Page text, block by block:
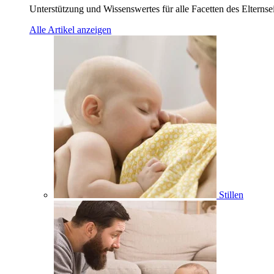
Unterstützung und Wissenswertes für alle Facetten des
Alle Artikel anzeigen
Stillen